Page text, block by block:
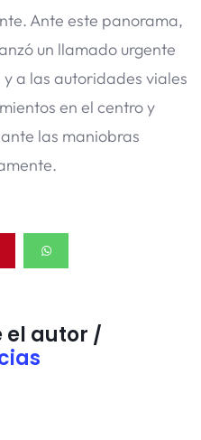
Ante este panorama,
un llamado urgente
a las autoridades viales
en el centro y
las maniobras
el autor /